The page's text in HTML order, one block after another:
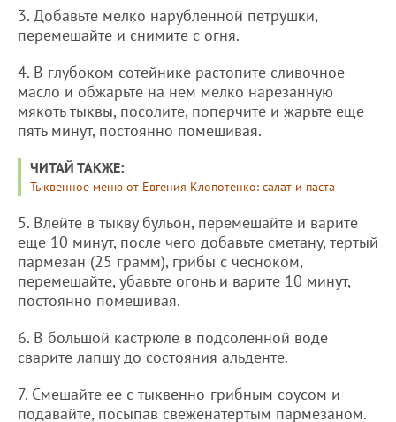
3. Добавьте мелко нарубленной петрушки,
перемешайте и снимите с огня.
4. В глубоком сотейнике растопите сливочное
масло и обжарьте на нем мелко нарезанную
мякоть тыквы, посолите, поперчите и жарьте еще
пять минут, постоянно помешивая.
ЧИТАЙ ТАКЖЕ:
Тыквенное меню от Евгения Клопотенко: салат и паста
5. Влейте в тыкву бульон, перемешайте и варите
еще 10 минут, после чего добавьте сметану, тертый
пармезан (25 грамм), грибы с чесноком,
перемешайте, убавьте огонь и варите 10 минут,
постоянно помешивая.
6. В большой кастрюле в подсоленной воде
сварите лапшу до состояния альденте.
7. Смешайте ее с тыквенно-грибным соусом и
подавайте, посыпав свеженатертым пармезаном.